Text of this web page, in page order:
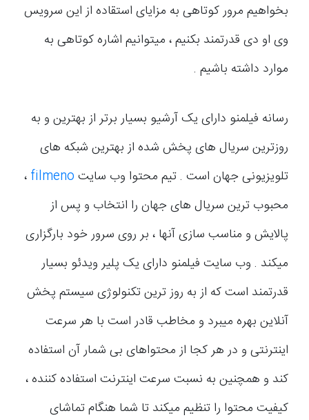
بخواهیم مرور کوتاهی به مزایای استقاده از این سرویس
وی او دی قدرتمند بکنیم ، میتوانیم اشاره کوتاهی به
موارد داشته باشیم .
رسانه فیلمنو دارای یک آرشیو بسیار برتر از بهترین و به
روزترین سریال های پخش شده از بهترین شبکه های
تلویزیونی جهان است . تیم محتوا وب سایت filmeno ،
محبوب ترین سریال های جهان را انتخاب و پس از
پالایش و مناسب سازی آنها ، بر روی سرور خود بارگزاری
میکند . وب سایت فیلمنو دارای یک پلیر ویدئو بسیار
قدرتمند است که از به روز ترین تکنولوژی سیستم پخش
آنلاین بهره میبرد و مخاطب قادر است با هر سرعت
اینترنتی و در هر کجا از محتواهای بی شمار آن استفاده
کند و همچنین به نسبت سرعت اینترنت استفاده کننده ،
کیفیت محتوا را تنظیم میکند تا شما هنگام تماشای